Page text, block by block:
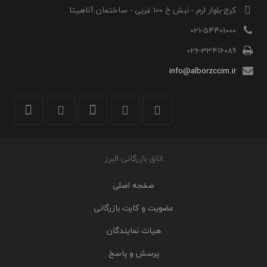
کرج-بلوار ارم - نبش خ 100 غربی - ساختمان آناهیتا
021-54401000
026-33416089
info@alborzccim.ir
اتاق بازرگانی البرز
صفحه اصلی
عضویت و کارت بازرگانی
هیات نمایندگان
پرسش و پاسخ